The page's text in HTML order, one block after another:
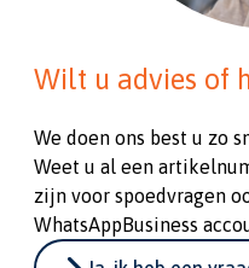
Wilt u advies of
We doen ons best u zo
Weet u al een
zijn voor spoedvragen
WhatsAppBusiness